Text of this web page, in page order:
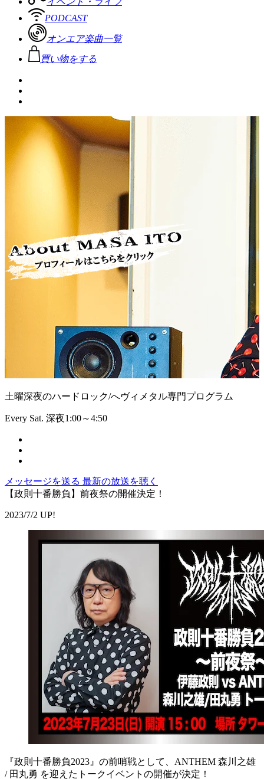
PODCAST
オンエア楽曲一覧
買い物をする
土曜深夜のハードロック/へヴィメタル専門プログラム
Every Sat. 深夜1:00～4:50
メッセージを送る 最新の放送を聴く
【政則十番勝負】前夜祭の開催決定！
2023/7/2 UP!
『政則十番勝負2023』の前哨戦として、ANTHEM 森川之雄
/ 田丸勇 を迎えたトークイベントの開催が決定！